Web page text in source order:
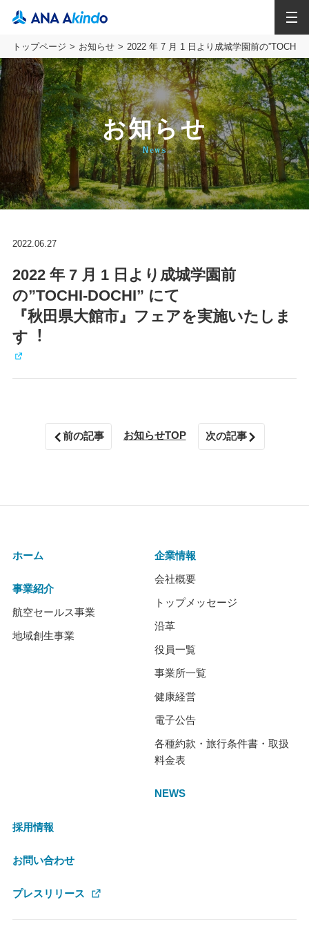
トップページ お知らせ 2022 年 7 月 1 日より成城学園前の”TOCHI-
お知らせ
News
2022.06.27
2022 年 7 月 1 日より成城学園前
の”TOCHI-DOCHI” にて
『秋田県大館市』フェアを実施いたしま
す︕
前の記事 お知らせTOP 次の記事
ホーム
事業紹介
航空セールス事業
地域創生事業
企業情報
会社概要
トップメッセージ
沿革
役員一覧
事業所一覧
健康経営
電子公告
各種約款・旅行条件書・取扱
料金表
NEWS
採用情報
お問い合わせ
プレスリリース